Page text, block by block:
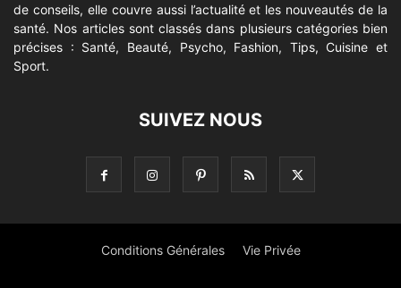
de conseils, elle couvre aussi l’actualité et les nouveautés de la
santé. Nos articles sont classés dans plusieurs catégories bien
précises : Santé, Beauté, Psycho, Fashion, Tips, Cuisine et
Sport.
SUIVEZ NOUS
Conditions Générales Vie Privée